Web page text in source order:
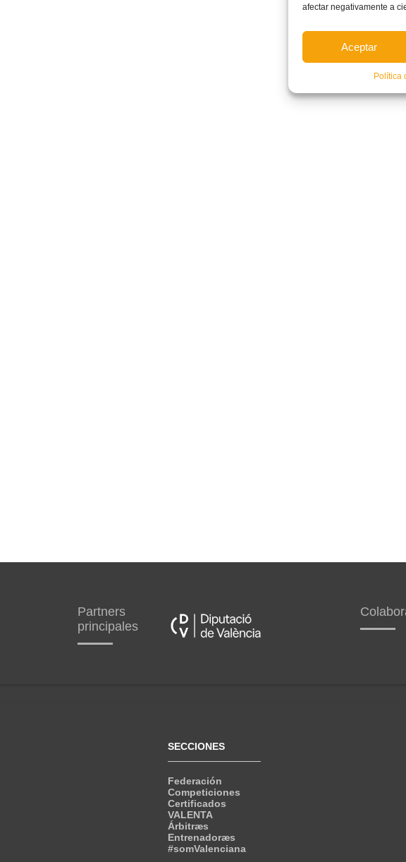
afectar negativamente a
Aceptar
Política
CESA en Gijón
Partners
principales
SECCIONES
Federación
Competiciones
Certificados
VALENTA
Árbitræs
Entrenadoræs
#somValenciana